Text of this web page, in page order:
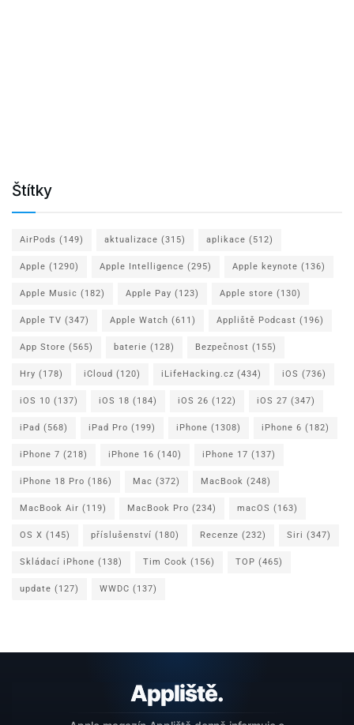
Štítky
AirPods (149) aktualizace (315) aplikace (512)
Apple (1290) Apple Intelligence (295) Apple keynote (136)
Apple Music (182) Apple Pay (123) Apple store (130)
Apple TV (347) Apple Watch (611) Appliště Podcast (196)
App Store (565) baterie (128) Bezpečnost (155)
Hry (178) iCloud (120) iLifeHacking.cz (434) iOS (736)
iOS 10 (137) iOS 18 (184) iOS 26 (122) iOS 27 (347)
iPad (568) iPad Pro (199) iPhone (1308) iPhone 6 (182)
iPhone 7 (218) iPhone 16 (140) iPhone 17 (137)
iPhone 18 Pro (186) Mac (372) MacBook (248)
MacBook Air (119) MacBook Pro (234) macOS (163)
OS X (145) příslušenství (180) Recenze (232) Siri (347)
Skládací iPhone (138) Tim Cook (156) TOP (465)
update (127) WWDC (137)